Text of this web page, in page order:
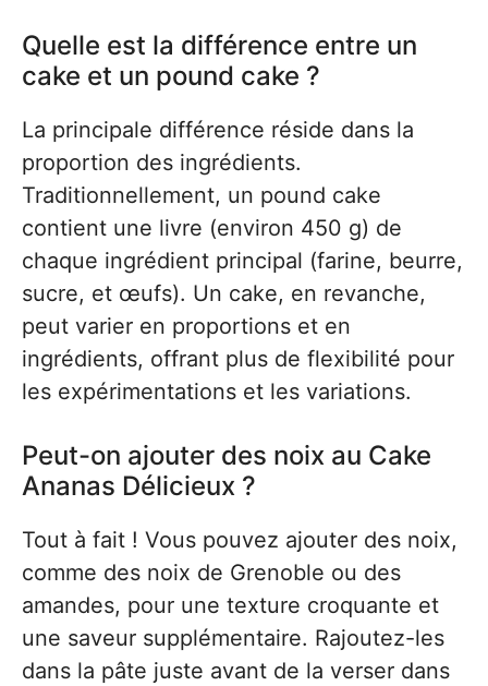
Quelle est la différence entre un
cake et un pound cake ?
La principale différence réside dans la
proportion des ingrédients.
Traditionnellement, un pound cake
contient une livre (environ 450 g) de
chaque ingrédient principal (farine, beurre,
sucre, et œufs). Un cake, en revanche,
peut varier en proportions et en
ingrédients, offrant plus de flexibilité pour
les expérimentations et les variations.
Peut-on ajouter des noix au Cake
Ananas Délicieux ?
Tout à fait ! Vous pouvez ajouter des noix,
comme des noix de Grenoble ou des
amandes, pour une texture croquante et
une saveur supplémentaire. Rajoutez-les
dans la pâte juste avant de la verser dans